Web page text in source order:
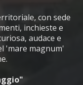
con sede
inchieste e
audace e
'mare magnum'